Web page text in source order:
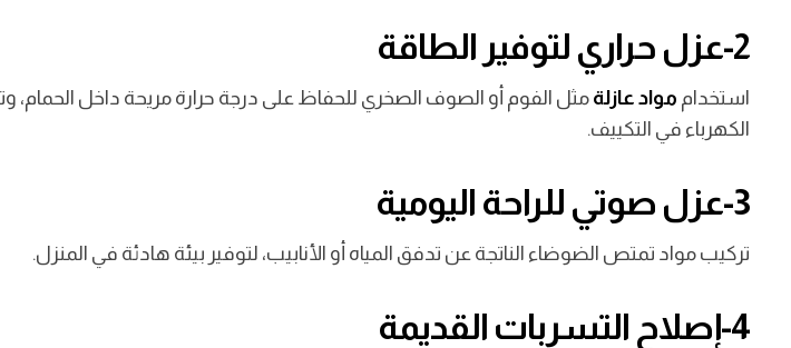
2-عزل حراري لتوفير الطاقة
استخدام مواد عازلة مثل الفوم أو الصوف الصخري للحفاظ على درجة حرارة مريحة داخل الحمام،
الكهرباء في التكييف.
3-عزل صوتي للراحة اليومية
تركيب مواد تمتص الضوضاء الناتجة عن تدفق المياه أو الأنابيب، لتوفير بيئة هادئة في المنزل.
4-إصلاح التسربات القديمة